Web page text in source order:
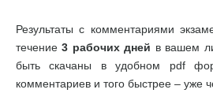
Результаты с комментариями
течение3 рабочих дней в вашем
быть скачаны в удобном pdf
комментариев и того быстрее – уже